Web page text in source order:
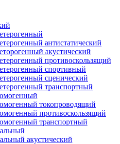
антистатический
акустический
противоскользящий
спортивный
сценический
транспортный
токопроводящий
противоскользящий
транспортный
акустический